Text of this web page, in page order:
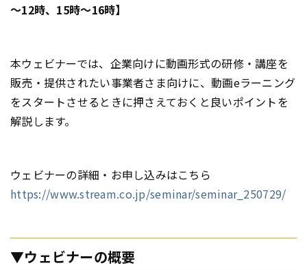
～12時、15時～16時】
本ウェビナーでは、企業向けに動画形式の研修・講座を
販売・提供されたい事業者さま向けに、動画eラーニング
をスタートさせるときに押さえておくと良いポイントを
解説します。
ウェビナーの詳細・お申し込みはこちら
https://www.stream.co.jp/seminar/seminar_250729/
▼ウェビナーの概要